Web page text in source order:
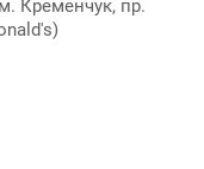
Кременчук, пр.